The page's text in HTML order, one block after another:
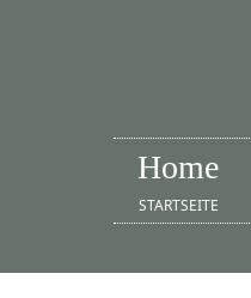
Home
STARTSEITE